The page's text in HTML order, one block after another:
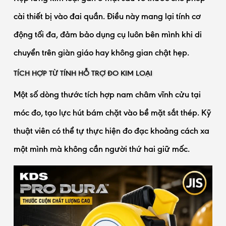
cài thiết bị vào đai quần. Điều này mang lại tính cơ
động tối đa, đảm bảo dụng cụ luôn bên mình khi di
chuyển trên giàn giáo hay không gian chật hẹp.
TÍCH HỢP TỪ TÍNH HỖ TRỢ ĐO KIM LOẠI
Một số dòng thước tích hợp nam châm vĩnh cửu tại
móc đo, tạo lực hút bám chặt vào bề mặt sắt thép. Kỹ
thuật viên có thể tự thực hiện đo đạc khoảng cách xa
một mình mà không cần người thứ hai giữ mốc.